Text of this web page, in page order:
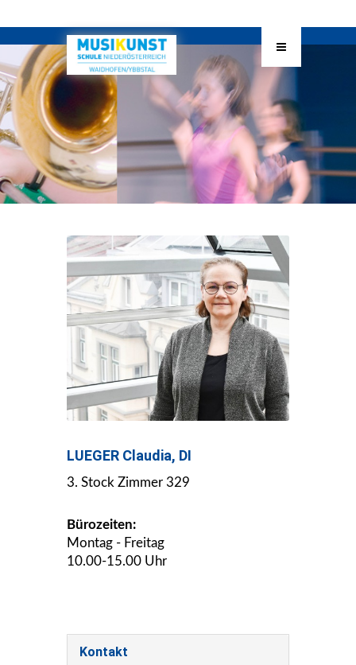
LUEGER Claudia, DI
3. Stock Zimmer 329
Bürozeiten:
Montag - Freitag
10.00-15.00 Uhr
Kontakt